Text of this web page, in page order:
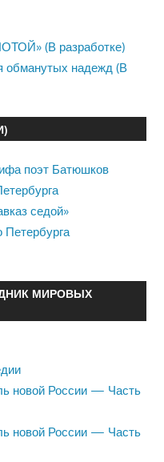
(В разработке)
обманутых надежд (В
поэт Батюшков
седой»
Петербурга
МИРОВЫХ
новой России — Часть
новой России — Часть